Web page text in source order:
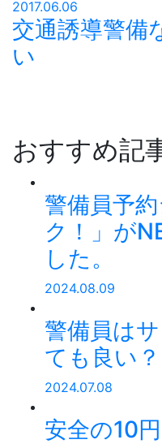
2017.06.06
交通誘導警備
い
おすすめ記
警備員予
ク！」が
した。
2024.08.09
警備員は
ても良い？
2024.07.08
安全の10